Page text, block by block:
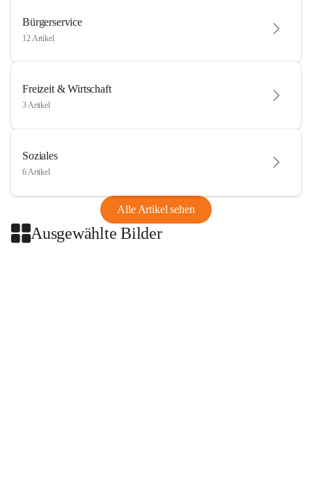
Bürgerservice
12 Artikel
Freizeit & Wirtschaft
3 Artikel
Soziales
6 Artikel
Alle Artikel sehen
Ausgewählte Bilder